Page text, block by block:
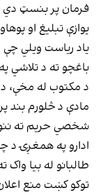
فرمان پر بنسټ
یوازې تبلیغ او
یاد ریاست ویلي
باغچو ته د تلاشي
د مکتوب له مخې، د
مادې د څلورم
شخصي حریم ته
ادارو په همغږۍ د
طالبانو له بیا
توکو کښت منع